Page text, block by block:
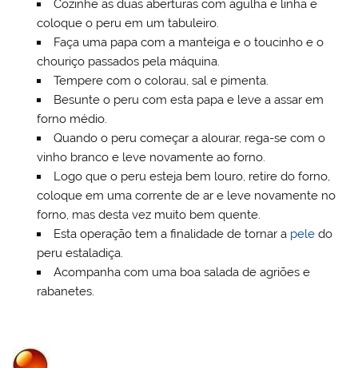
Cozinhe as duas aberturas com agulha e linha e
coloque o peru em um tabuleiro.
Faça uma papa com a manteiga e o toucinho e o
chouriço passados pela máquina.
Tempere com o colorau, sal e pimenta.
Besunte o peru com esta papa e leve a assar em
forno médio.
Quando o peru começar a alourar, rega-se com o
vinho branco e leve novamente ao forno.
Logo que o peru esteja bem louro, retire do forno,
coloque em uma corrente de ar e leve novamente no
forno, mas desta vez muito bem quente.
Esta operação tem a finalidade de tornar a peledo
peru estaladiça.
Acompanha com uma boa salada de agriões e
rabanetes.